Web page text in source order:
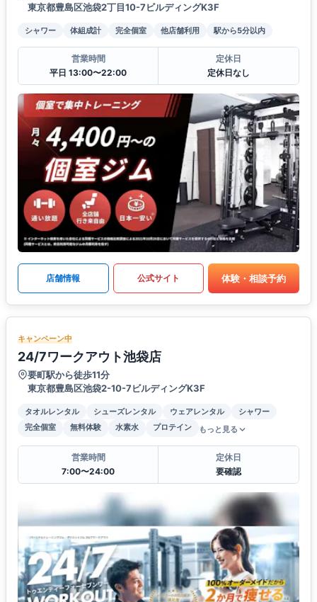
東京都豊島区池袋2丁目10-7ビルディングK3F
シャワー 体組成計 完全個室 他店舗利用 駅から5分以内
営業時間
平日 13:00〜22:00
定休日
定休日なし
店舗情報 公式サイト 体験・相談予約
キャンペーン中
24/7ワークアウト池袋店
要町駅から徒歩11分
東京都豊島区池袋2-10-7ビルディングK3F
タオルレンタル シューズレンタル ウェアレンタル
シャワー
完全個室
無料体験 水素水 プロテイン もっと見る
営業時間
7:00〜24:00
定休日
要確認